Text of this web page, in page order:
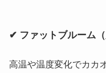
✔ ファットブルーム（
高温や温度変化でカカ